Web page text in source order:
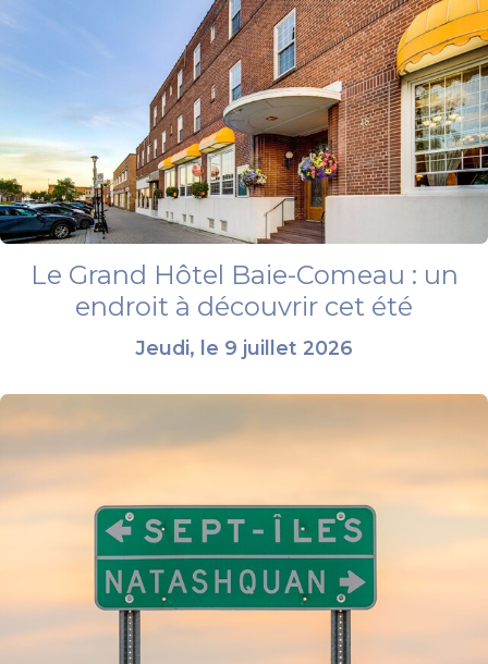
Le Grand Hôtel Baie-Comeau : un
endroit à découvrir cet été
Jeudi, le 9 juillet 2026